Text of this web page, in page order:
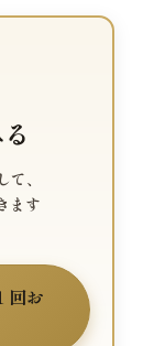
、
ます
回お